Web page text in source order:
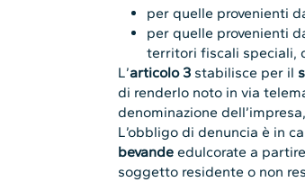
per quelle provenienti
per quelle provenienti
territori fiscali speciali,
L’articolo 3 stabilisce per il
di renderlo noto in via
denominazione
L’obbligo di denuncia è in
bevande edulcorate a
soggetto residente o non